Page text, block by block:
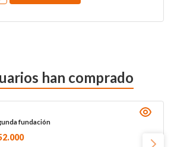
han comprado
fundación
.000